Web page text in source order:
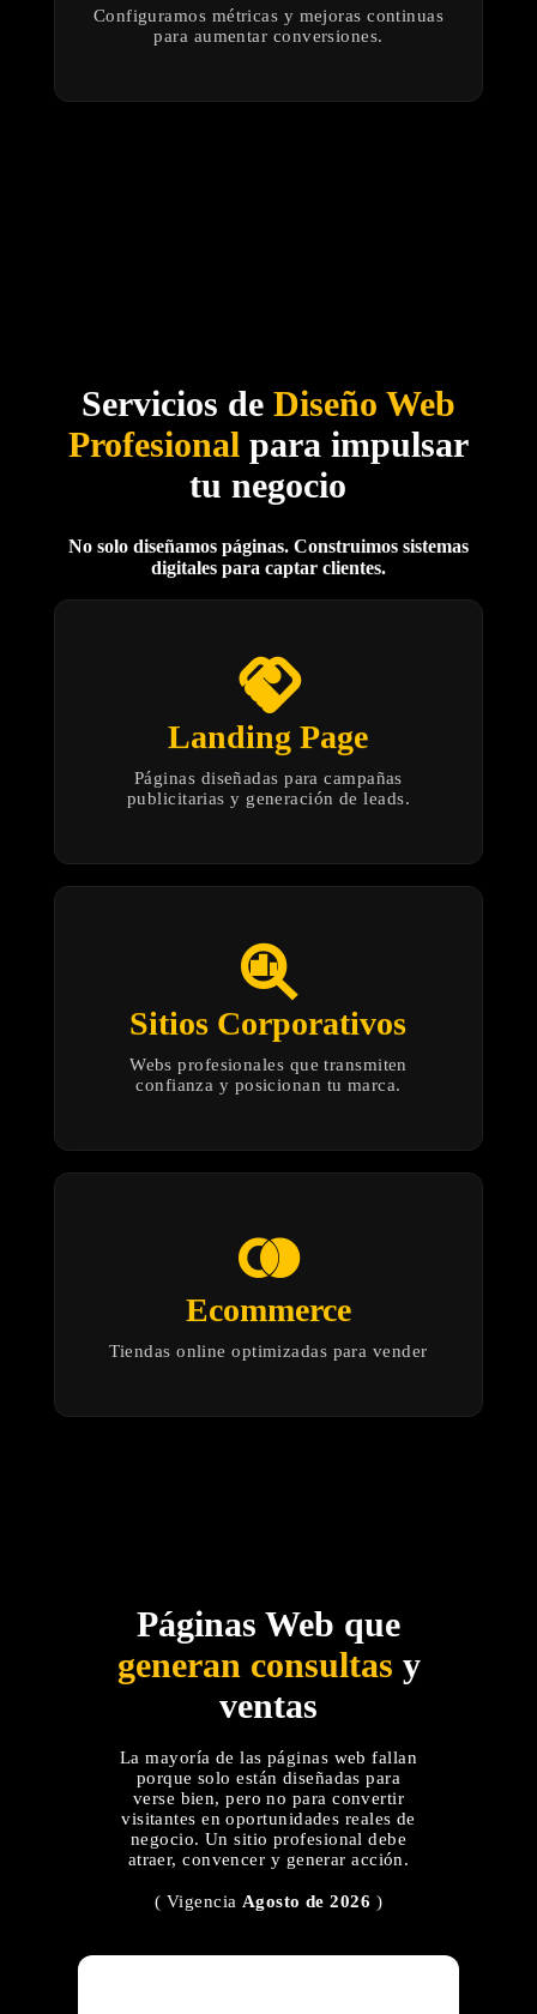
Configuramos métricas y mejoras continuas
para aumentar conversiones.
Servicios de Diseño Web
Profesional para impulsar
tu negocio
No solo diseñamos páginas. Construimos sistemas
digitales para captar clientes.
handshake
Landing Page
Páginas diseñadas para campañas
publicitarias y generación de leads.
search_insights
Sitios Corporativos
Webs profesionales que transmiten
confianza y posicionan tu marca.
join_right
Ecommerce
Tiendas online optimizadas para vender
Páginas Web que
generan consultas y
ventas
La mayoría de las páginas web fallan
porque solo están diseñadas para
verse bien, pero no para convertir
visitantes en oportunidades reales de
negocio. Un sitio profesional debe
atraer, convencer y generar acción.
( Vigencia Agosto de 2026 )